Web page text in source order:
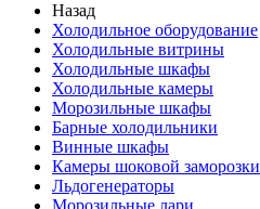
Назад
Холодильное оборудование
Холодильные витрины
Холодильные шкафы
Холодильные камеры
Морозильные шкафы
Барные холодильники
Винные шкафы
Камеры шоковой заморозки
Льдогенераторы
Морозильные лари